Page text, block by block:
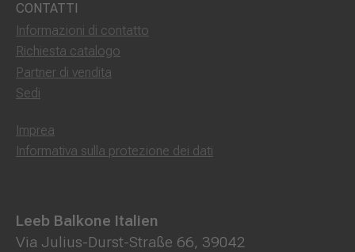
CONTATTI
Informazioni di contatto
Richiesta catalogo
Partner di vendita
Sedi
Imprea
Informativa sulla protezione dei dati
Leeb Balkone Italien
Via Julius-Durst-Straße 66, 39042